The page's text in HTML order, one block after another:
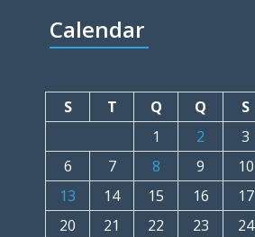
Calendar
S T Q Q S
1
2 3
6
7 8 9 10
13
14 15 16 17
20
21 22 23 24